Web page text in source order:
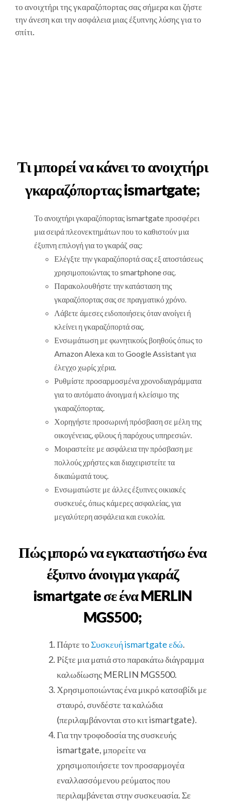
το ανοιχτήρι της γκαραζόπορτας σας σήμερα και ζήστε
την άνεση και την ασφάλεια μιας έξυπνης λύσης για το
σπίτι.
Τι μπορεί να κάνει το ανοιχτήρι
γκαραζόπορτας ismartgate;
Το ανοιχτήρι γκαραζόπορτας ismartgate προσφέρει
μια σειρά πλεονεκτημάτων που το καθιστούν μια
έξυπνη επιλογή για το γκαράζ σας:
Ελέγξτε την γκαραζόπορτά σας εξ αποστάσεως
χρησιμοποιώντας το smartphone σας.
Παρακολουθήστε την κατάσταση της
γκαραζόπορτας σας σε πραγματικό χρόνο.
Λάβετε άμεσες ειδοποιήσεις όταν ανοίγει ή
κλείνει η γκαραζόπορτά σας.
Ενσωμάτωση με φωνητικούς βοηθούς όπως το
Amazon Alexa και το Google Assistant για
έλεγχο χωρίς χέρια.
Ρυθμίστε προσαρμοσμένα χρονοδιαγράμματα
για το αυτόματο άνοιγμα ή κλείσιμο της
γκαραζόπορτας.
Χορηγήστε προσωρινή πρόσβαση σε μέλη της
οικογένειας, φίλους ή παρόχους υπηρεσιών.
Μοιραστείτε με ασφάλεια την πρόσβαση με
πολλούς χρήστες και διαχειριστείτε τα
δικαιώματά τους.
Ενσωματώστε με άλλες έξυπνες οικιακές
συσκευές, όπως κάμερες ασφαλείας, για
μεγαλύτερη ασφάλεια και ευκολία.
Πώς μπορώ να εγκαταστήσω ένα
έξυπνο άνοιγμα γκαράζ
ismartgate σε ένα MERLIN
MGS500;
Πάρτε τοΣυσκευή ismartgate εδώ.
Ρίξτε μια ματιά στο παρακάτω διάγραμμα
καλωδίωσης MERLIN MGS500.
Χρησιμοποιώντας ένα μικρό κατσαβίδι με
σταυρό, συνδέστε τα καλώδια
(περιλαμβάνονται στο κιτ ismartgate).
Για την τροφοδοσία της συσκευής
ismartgate, μπορείτε να
χρησιμοποιήσετε τον προσαρμογέα
εναλλασσόμενου ρεύματος που
περιλαμβάνεται στην συσκευασία. Σε